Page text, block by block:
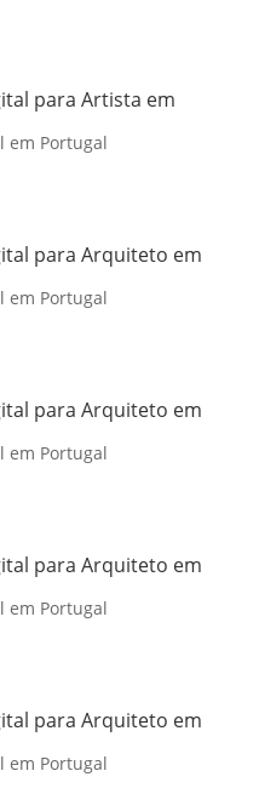
para Artista em
em Portugal
para Arquiteto em
em Portugal
para Arquiteto em
em Portugal
para Arquiteto em
em Portugal
para Arquiteto em
em Portugal